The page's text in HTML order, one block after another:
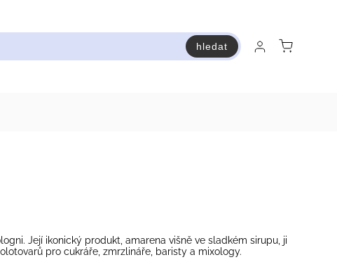
hledat
Její ikonický produkt, amarena višně ve sladkém sirupu, ji
pro cukráře, zmrzlináře, baristy a mixology.